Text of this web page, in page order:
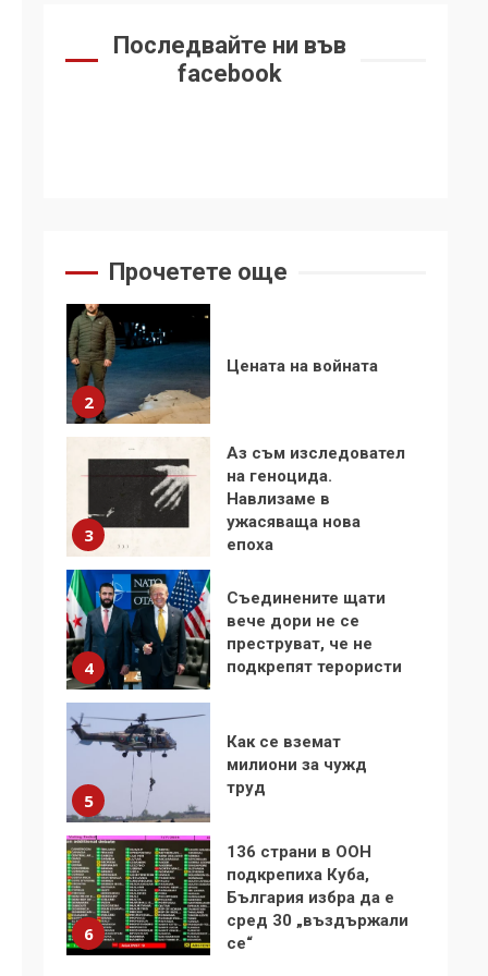
Последвайте ни във
facebook
Прочетете още
Удължаването на
1
стъпки от 1972 г.
2
Цената на войната
3
Аз съм изследовател
на геноцида.
Навлизаме в
ужасяваща нова
епоха
4
Съединените щати
вече дори не се
преструват, че не
подкрепят терористи
5
Как се вземат
милиони за чужд
труд
6
136 страни в ООН
подкрепиха Куба,
България избра да е
сред 30 „въздържали
се“